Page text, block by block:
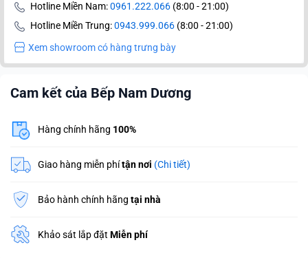
Hotline Miền Nam:0961.222.066 (8:00 - 21:00)
Hotline Miền Trung:0943.999.066 (8:00 - 21:00)
Xem showroom có hàng trưng bày
Cam kết của Bếp Nam Dương
Hàng chính hãng 100%
Giao hàng miễn phítận nơi (Chi tiết)
Bảo hành chính hãng tại nhà
Khảo sát lắp đặt Miễn phí